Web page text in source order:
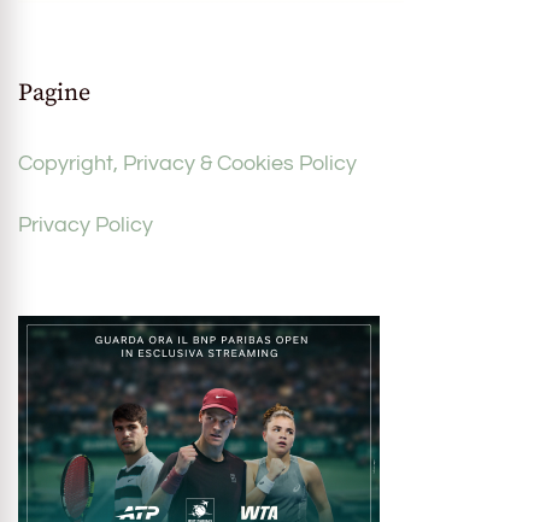
Pagine
Copyright, Privacy & Cookies Policy
Privacy Policy